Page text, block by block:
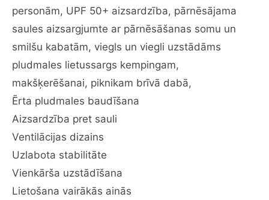
saules
nojume
ar
pārnēsāšanas
somu
smilšu
kabatām,
viegls
un
uzstādāms
pludmales
personām, UPF 50+ aizsardzība, pārnēsājama
saules aizsargjumte ar pārnēsāšanas somu un
smilšu kabatām, viegls un viegli uzstādāms
pludmales lietussargs kempingam,
makšķerēšanai, piknikam brīvā dabā,
Ērta pludmales baudīšana
Aizsardzība pret sauli
Ventilācijas dizains
Uzlabota stabilitāte
Vienkārša uzstādīšana
Lietošana vairākās ainās